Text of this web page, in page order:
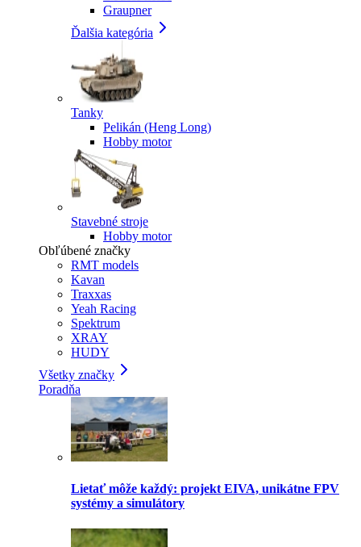
Graupner
Ďalšia kategória
Tanky
Pelikán (Heng Long)
Hobby motor
Stavebné stroje
Hobby motor
Obľúbené značky
RMT models
Kavan
Traxxas
Yeah Racing
Spektrum
XRAY
HUDY
Všetky značky
Poradňa
Lietať môže každý: projekt EIVA, unikátne FPV
systémy a simulátory